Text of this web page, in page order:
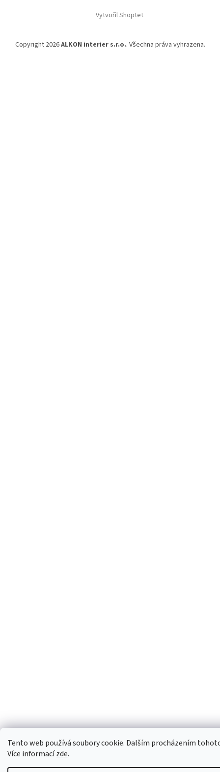
Tento web používá soubory cookie. Dalším procházením
Více informacízde.
Vytvořil Shoptet
Copyright 2026ALKON interier s.r.o.. Všechna práva vyhrazena.